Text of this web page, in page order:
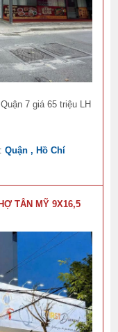
7 giá 65 triệu LH
Quận , Hồ Chí
TÂN MỸ 9X16,5